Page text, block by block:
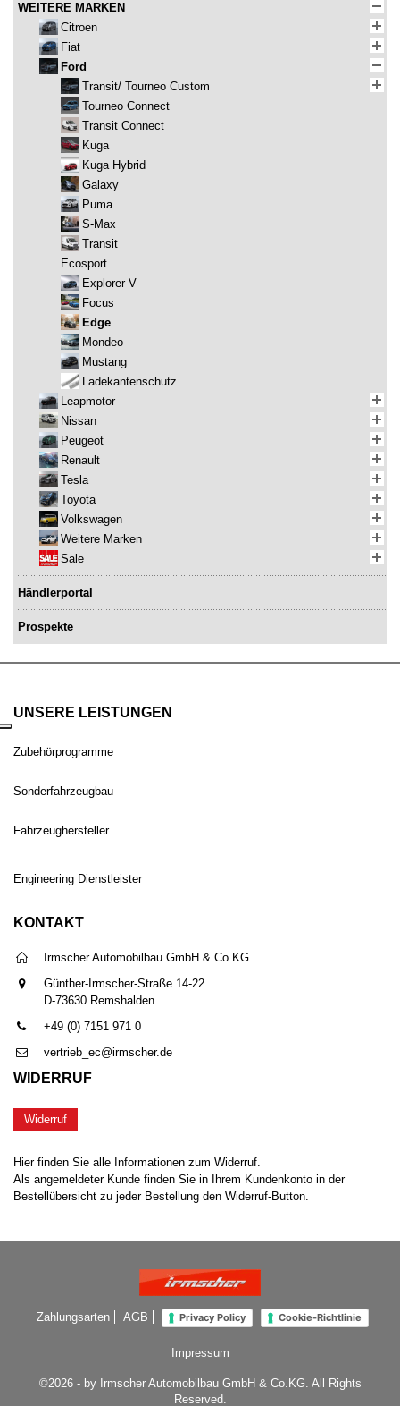
WEITERE MARKEN
Citroen
Fiat
Ford
Transit/ Tourneo Custom
Tourneo Connect
Transit Connect
Kuga
Kuga Hybrid
Galaxy
Puma
S-Max
Transit
Ecosport
Explorer V
Focus
Edge
Mondeo
Mustang
Ladekantenschutz
Leapmotor
Nissan
Peugeot
Renault
Tesla
Toyota
Volkswagen
Weitere Marken
Sale
Händlerportal
Prospekte
UNSERE LEISTUNGEN
Zubehörprogramme
Sonderfahrzeugbau
Fahrzeughersteller
Engineering Dienstleister
KONTAKT
Irmscher Automobilbau GmbH & Co.KG
Günther-Irmscher-Straße 14-22
D-73630 Remshalden
+49 (0) 7151 971 0
vertrieb_ec@irmscher.de
WIDERRUF
Widerruf
Hier finden Sie alle Informationen zum Widerruf.
Als angemeldeter Kunde finden Sie in Ihrem Kundenkonto in der
Bestellübersicht zu jeder Bestellung den Widerruf-Button.
Zahlungsarten AGB Privacy Policy Cookie-Richtlinie
Impressum
©2026 - by Irmscher Automobilbau GmbH & Co.KG. All Rights
Reserved.